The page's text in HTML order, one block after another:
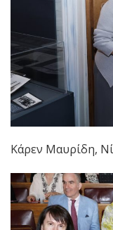
Κάρεν Μαυρίδη,